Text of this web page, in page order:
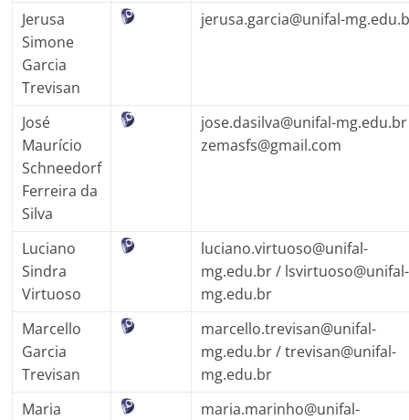
Jerusa
Simone
Garcia
Trevisan
jerusa.garcia@unifal-
José
Maurício
Schneedorf
Ferreira da
Silva
jose.dasilva@unifal-mg.edu.br
zemasfs@gmail.com
Luciano
Sindra
Virtuoso
luciano.virtuoso@unifal-
mg.edu.br/ lsvirtuoso@unifal-
mg.edu.br
Marcello
Garcia
Trevisan
marcello.trevisan@unifal-
mg.edu.br / trevisan@unifal-
mg.edu.br
Maria
maria.marinho@unifal-